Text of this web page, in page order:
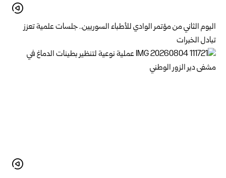
اليوم الثاني من مؤتمر الوادي للأطباء السوريين.. جلسات علمية تعزز
تبادل الخبرات